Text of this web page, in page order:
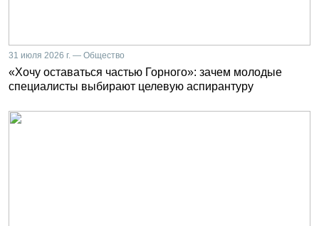
31 июля 2026 г. — Общество
«Хочу оставаться частью Горного»: зачем молодые
специалисты выбирают целевую аспирантуру